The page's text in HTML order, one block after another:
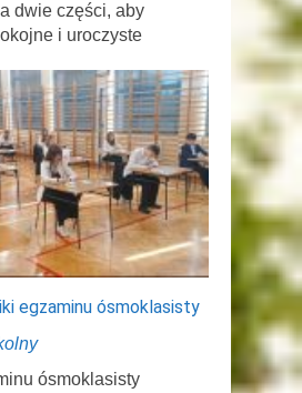
dwie części, aby
i uroczyste
egzaminu ósmoklasisty
ósmoklasisty